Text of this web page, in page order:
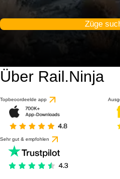
Züge
Über Rail.Ninja
Topbeoordeelde app
Sehr gut & empfohlen